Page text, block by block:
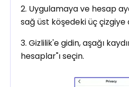
2. Uygulamaya ve hesap
sağ üst köşedeki üç çizgiye
3. Gizlilik'e gidin, aşağı
hesaplar"ı seçin.